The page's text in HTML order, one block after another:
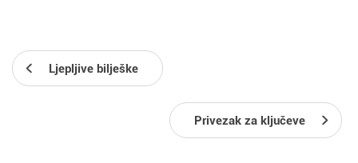
Ljepljive bilješke
Privezak za ključeve